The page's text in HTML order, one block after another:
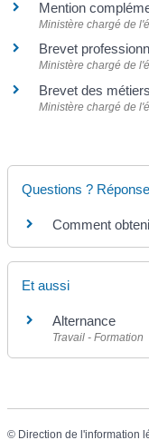
Mention
Ministère chargé de
Brevet
Ministère chargé de
Brevet des
Ministère chargé de
Questions ?
Comment
Et aussi
Alternance
Travail - Formation
© Direction de l'information